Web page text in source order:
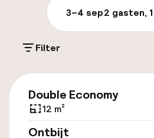
Gratis parkeren
Openbaar parkeren
Entertainment
Gratis wifi
3–4 sep2 gasten,
Filter
Double Economy
12 m²
Ontbijt